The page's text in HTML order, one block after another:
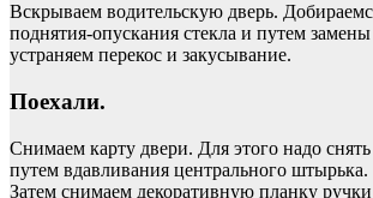
Вскрываем водительскую дверь.
поднятия-опускания стекла и путем замены
устраняем перекос и закусывание.
Поехали.
Снимаем карту двери. Для этого надо
путем вдавливания центрального штырька.
Затем снимаем декоративную планку